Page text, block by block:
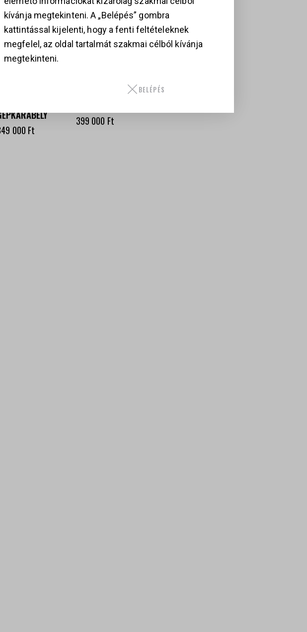
KOL ARMS AK-17
000 Ft
399 000 Ft
349 000
kívánja megtekinteni. A „Belépés” gombra
kattintással kijelenti, hogy a fenti feltételeknek
megfelel, az oldal tartalmát szakmai célból kívánja
megtekinteni.
BELÉPÉS